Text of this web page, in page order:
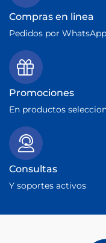
Compras en linea
Pedidos por WhatsApp
Promociones
En productos
Consultas
Y soportes activos